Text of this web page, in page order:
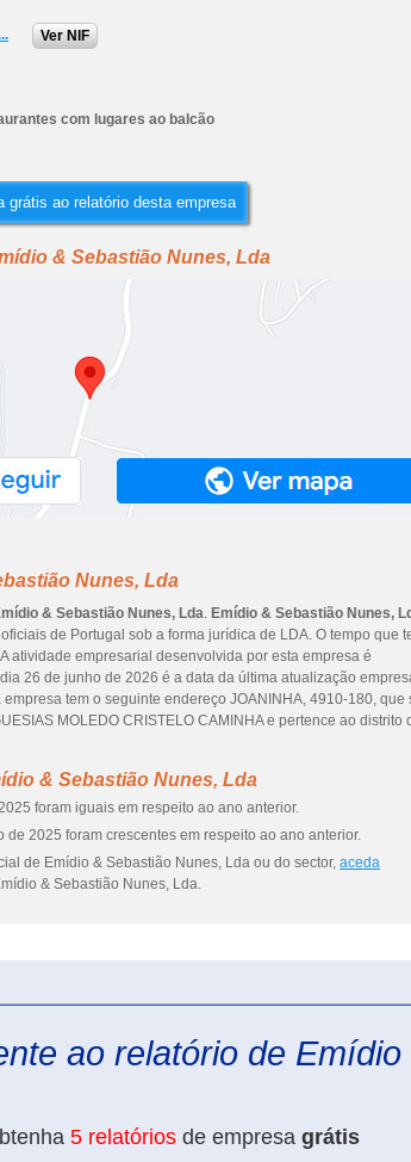
Ver NIF
com lugares ao balcão
grátis ao relatório desta empresa
& Sebastião Nunes, Lda
Nunes, Lda
& Sebastião Nunes, Lda. Emídio & Sebastião Nunes,
de Portugal sob a forma jurídica de LDA. O tempo que
atividade empresarial desenvolvida por esta empresa é
26 de junho de 2026 é a data da última atualização
tem o seguinte endereço JOANINHA, 4910-180, que
MOLEDO CRISTELO CAMINHA e pertence ao distrito
& Sebastião Nunes, Lda
foram iguais em respeito ao ano anterior.
2025 foram crescentes em respeito ao ano anterior.
de Emídio & Sebastião Nunes, Lda ou do sector, aceda
& Sebastião Nunes, Lda.
ao relatório de Emídio
5 relatórios de empresa grátis